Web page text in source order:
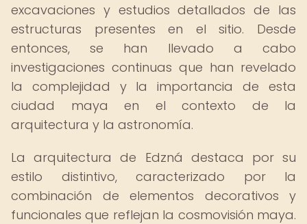
excavaciones y estudios detallados de las
estructuras presentes en el sitio. Desde
entonces, se han llevado a cabo
investigaciones continuas que han revelado
la complejidad y la importancia de esta
ciudad maya en el contexto de la
arquitectura y la astronomía.
La arquitectura de Edzná destaca por su
estilo distintivo, caracterizado por la
combinación de elementos decorativos y
funcionales que reflejan la cosmovisión maya.